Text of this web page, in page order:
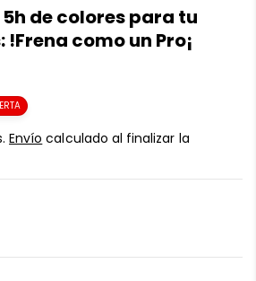
de colores para tu
como un Pro¡
Envío calculado al finalizar la